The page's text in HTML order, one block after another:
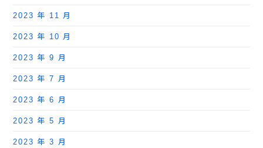
2023 年 11 月
2023 年 10 月
2023 年 9 月
2023 年 7 月
2023 年 6 月
2023 年 5 月
2023 年 3 月